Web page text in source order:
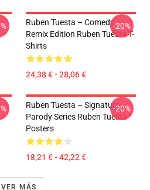
Ruben Tuesta – Comedy
Remix Edition Ruben Tuesta T-
Shirts
24,38 € - 28,06 €
-20%
Ruben Tuesta – Signature
Parody Series Ruben Tuesta
Posters
18,21 € - 42,22 €
-20%
VER MÁS